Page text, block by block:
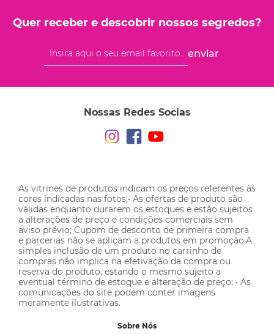
Quer receber e descobrir nossos segredos?
enviar
Nossas Redes Socias
As vitrines de produtos indicam os preços referentes às
cores indicadas nas fotos;• As ofertas de produto são
válidas enquanto durarem os estoques e estão sujeitos
a alterações de preço e condições comerciais sem
aviso prévio; Cupom de desconto de primeira compra
e parcerias não se aplicam a produtos em promoção.A
simples inclusão de um produto no carrinho de
compras não implica na efetivação da compra ou
reserva do produto, estando o mesmo sujeito a
eventual término de estoque e alteração de preço; • As
comunicações do site podem conter imagens
meramente ilustrativas.
Sobre Nós